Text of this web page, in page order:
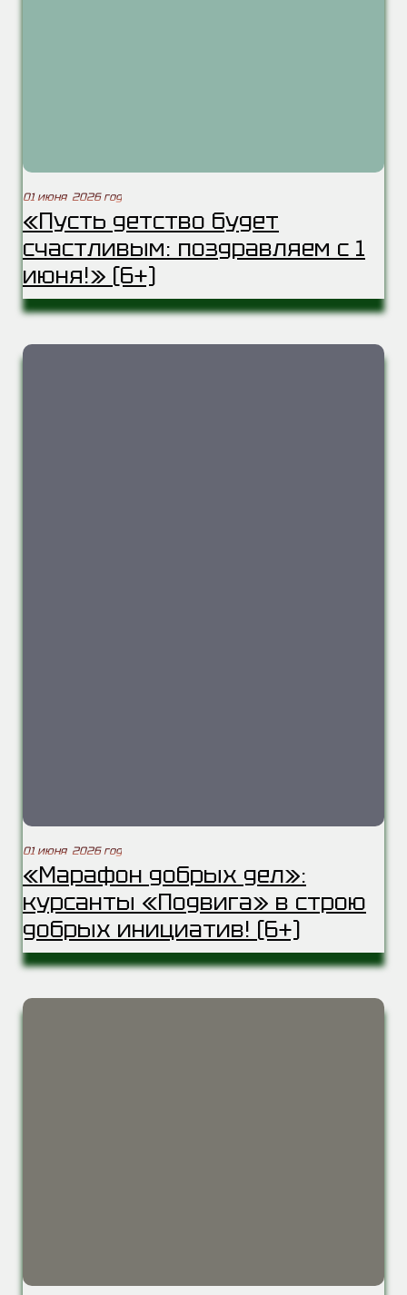
01 июня 2026 год
«Пусть детство будет
счастливым: поздравляем с 1
июня!» (6+)
01 июня 2026 год
«Марафон добрых дел»:
курсанты «Подвига» в строю
добрых инициатив! (6+)